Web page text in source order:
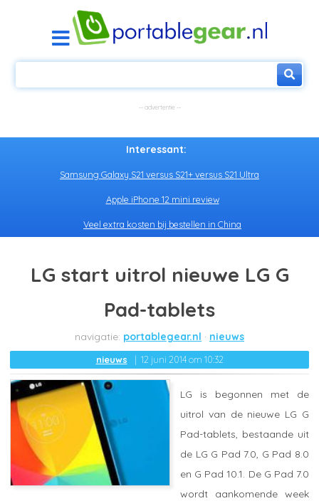
Interessant:
Samsung Galaxy S21 versus S21+ versus S21 Ultra
Apple iPhone 12 mini review
Veel extra kosten bij bestellen in China
LG start uitrol nieuwe LG G
Pad-tablets
portablegear.nl nieuws
nieuws 12 juni 2014 om 10:32
LG is begonnen met de
uitrol van de nieuwe LG G
Pad-tablets, bestaande uit
de LG G Pad 7.0, G Pad 8.0
en G Pad 10.1. De G Pad 7.0
wordt aankomende week